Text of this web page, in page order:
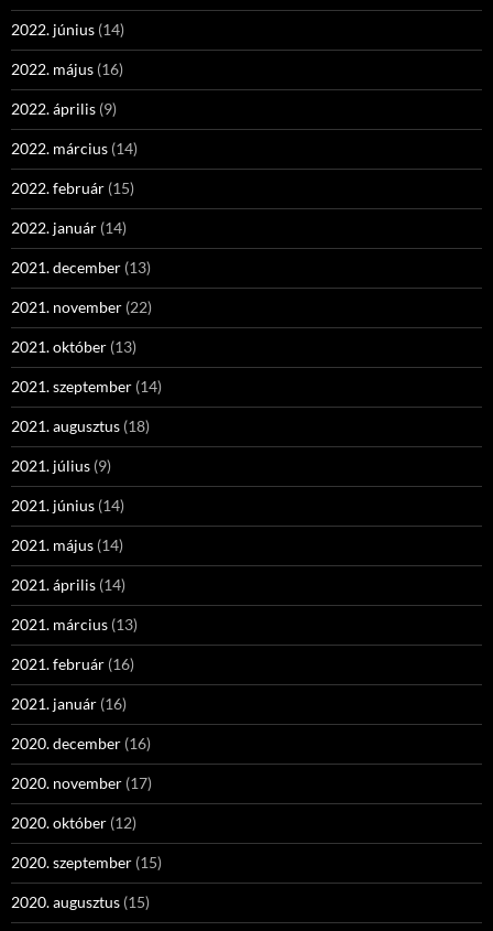
2022. június (14)
2022. május (16)
2022. április (9)
2022. március (14)
2022. február (15)
2022. január (14)
2021. december (13)
2021. november (22)
2021. október (13)
2021. szeptember (14)
2021. augusztus (18)
2021. július (9)
2021. június (14)
2021. május (14)
2021. április (14)
2021. március (13)
2021. február (16)
2021. január (16)
2020. december (16)
2020. november (17)
2020. október (12)
2020. szeptember (15)
2020. augusztus (15)